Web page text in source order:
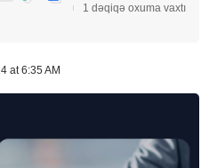
at 6:35 AM
1 dəqiqə oxuma vaxtı